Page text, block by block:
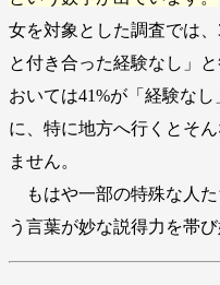
女を対象とした調査では
と付き合った経験なし」
おいては41%が「経験な
に、特に地方へ行くとそ
ません。
もはや一部の特殊な人
う言葉が妙な説得力を帯